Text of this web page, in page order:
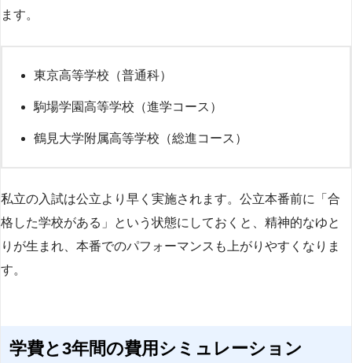
ます。
東京高等学校（普通科）
駒場学園高等学校（進学コース）
鶴見大学附属高等学校（総進コース）
私立の入試は公立より早く実施されます。公立本番前に「合
格した学校がある」という状態にしておくと、精神的なゆと
りが生まれ、本番でのパフォーマンスも上がりやすくなりま
す。
学費と3年間の費用シミュレーション